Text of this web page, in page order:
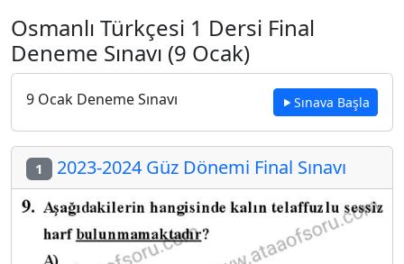
Osmanlı Türkçesi 1 Dersi Final
Deneme Sınavı (9 Ocak)
9 Ocak Deneme Sınavı Sınava Başla
1 2023-2024 Güz Dönemi Final Sınavı